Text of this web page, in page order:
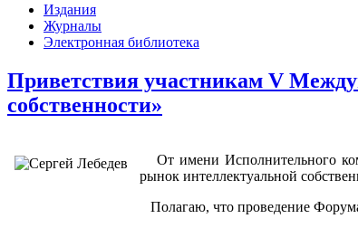
Издания
Журналы
Электронная библиотека
Приветствия участникам V
собственности»
От имени Исполнительного
рынок интеллектуальной
Полагаю, что проведение Форума